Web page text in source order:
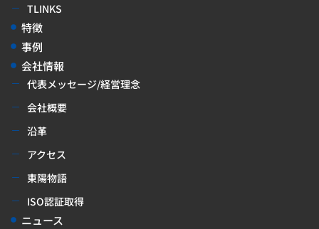
TLINKS
特徴
事例
会社情報
代表メッセージ/経営理念
会社概要
沿革
アクセス
東陽物語
ISO認証取得
ニュース